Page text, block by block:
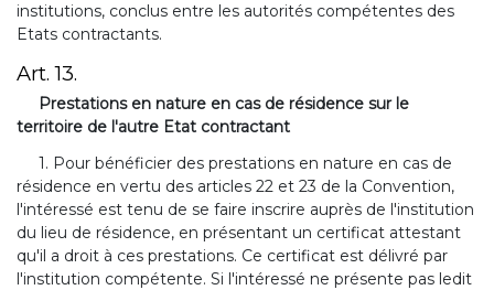
institutions, conclus entre les autorités compétentes des
Etats contractants.
Art. 13.
Prestations en nature en cas de résidence sur le
territoire de l'autre Etat contractant
1. Pour bénéficier des prestations en nature en cas de
résidence en vertu des articles 22 et 23 de la Convention,
l'intéressé est tenu de se faire inscrire auprès de l'institution
du lieu de résidence, en présentant un certificat attestant
qu'il a droit à ces prestations. Ce certificat est délivré par
l'institution compétente. Si l'intéressé ne présente pas ledit